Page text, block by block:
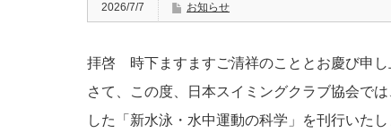
2026/7/7 お知らせ
拝啓 時下ますますご清祥のこととお慶び申し
さて、この度、日本スイミングクラブ協会で
した「新水泳・水中運動の科学」を刊行いた